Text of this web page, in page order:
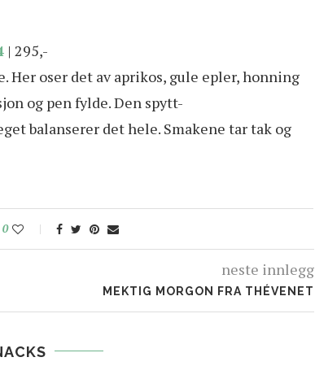
| 295,-
oser det av aprikos, gule epler, honning
og pen fylde. Den spytt-
balanserer det hele. Smakene tar tak og
0
neste innlegg
MEKTIG MORGON FRA THÉVENET